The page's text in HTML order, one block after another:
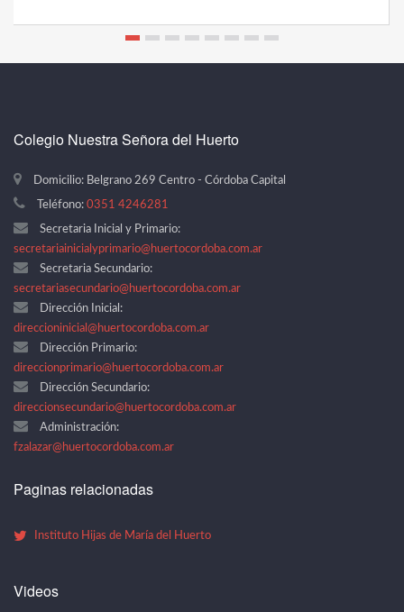
Colegio Nuestra Señora del Huerto
Domicilio: Belgrano 269 Centro - Córdoba Capital
Teléfono: 0351 4246281
Secretaria Inicial y Primario:
secretariainicialyprimario@huertocordoba.com.ar
Secretaria Secundario:
secretariasecundario@huertocordoba.com.ar
Dirección Inicial:
direccioninicial@huertocordoba.com.ar
Dirección Primario:
direccionprimario@huertocordoba.com.ar
Dirección Secundario:
direccionsecundario@huertocordoba.com.ar
Administración:
fzalazar@huertocordoba.com.ar
Paginas relacionadas
Instituto Hijas de María del Huerto
Videos